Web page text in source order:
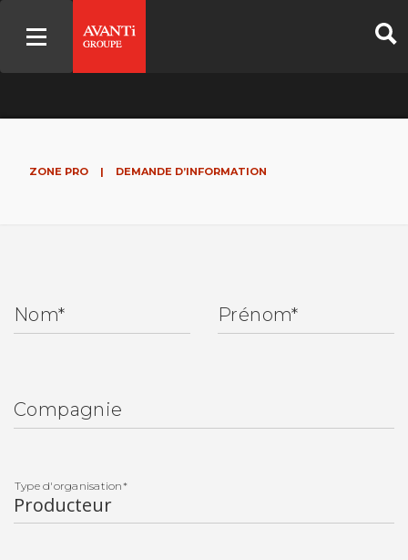
ZONE PRO | DEMANDE D’INFORMATION
Nom* Prénom*
Compagnie
Type d'organisation*